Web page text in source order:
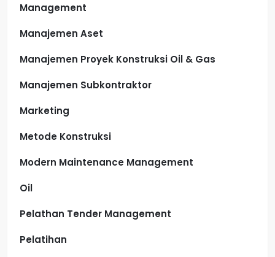
Management
Manajemen Aset
Manajemen Proyek Konstruksi Oil & Gas
Manajemen Subkontraktor
Marketing
Metode Konstruksi
Modern Maintenance Management
Oil
Pelathan Tender Management
Pelatihan